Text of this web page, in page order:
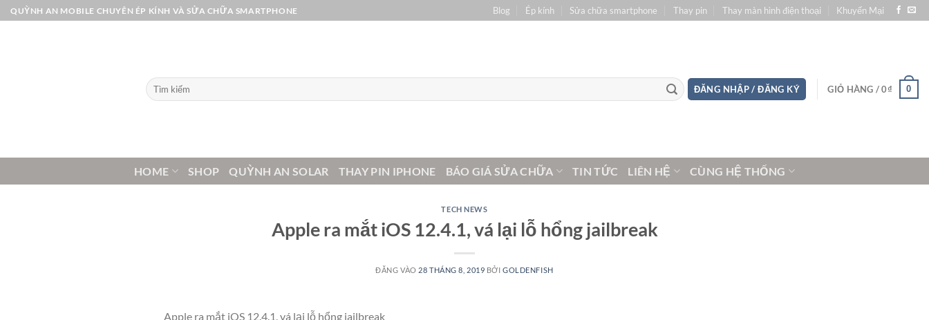
Bỏ
qua
QUỲNH AN MOBILE CHUYÊN ÉP KÍNH VÀ SỬA CHỮA SMARTPHONE Blog Ép kính Sửa chữa smartphone Thay pin Thay màn hình điện thoại Khuyến Mại
Tìm
kiếm:
ĐĂNG NHẬP / ĐĂNG KÝ GIỎ HÀNG /0₫ 0
HOME SHOP QUỲNH AN SOLAR THAY PIN IPHONE BÁO GIÁ SỬA CHỮA TIN TỨC LIÊN HỆ CÙNG HỆ THỐNG
TECH NEWS
Apple ra mắt iOS 12.4.1, vá lại lỗ hổng jailbreak
ĐĂNG VÀO 28 THÁNG 8, 2019 BỞIGOLDENFISH
Apple ra mắt iOS 12.4.1, vá lại lỗ hổng jailbreak